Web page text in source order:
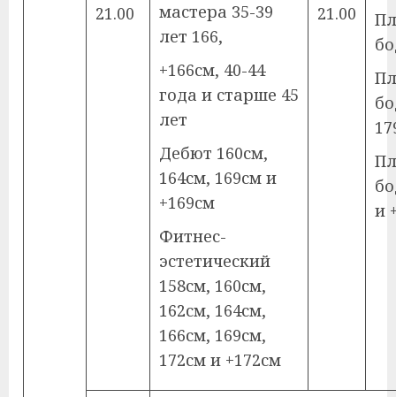
21.00
мастера 35-39
лет 166,
+166см, 40-44
года и старше 45
лет
Дебют 160см,
164см, 169см и
+169см
Фитнес-
эстетический
158см, 160см,
162см, 164см,
166см, 169см,
172см и +172см
21.00
и